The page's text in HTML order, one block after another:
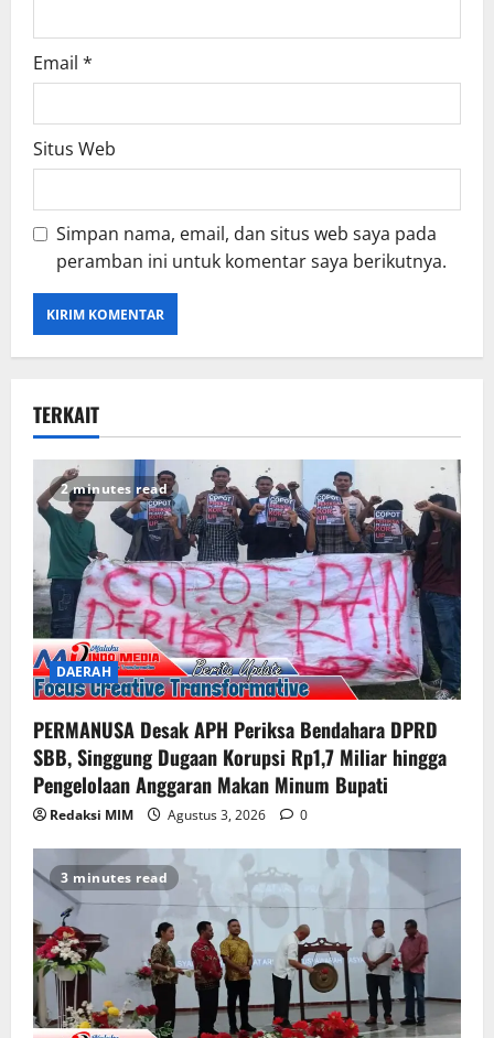
Email *
Situs Web
Simpan nama, email, dan situs web saya pada
peramban ini untuk komentar saya berikutnya.
TERKAIT
2 minutes read
DAERAH
PERMANUSA Desak APH Periksa Bendahara DPRD
SBB, Singgung Dugaan Korupsi Rp1,7 Miliar hingga
Pengelolaan Anggaran Makan Minum Bupati
Redaksi MIM Agustus 3, 2026 0
3 minutes read